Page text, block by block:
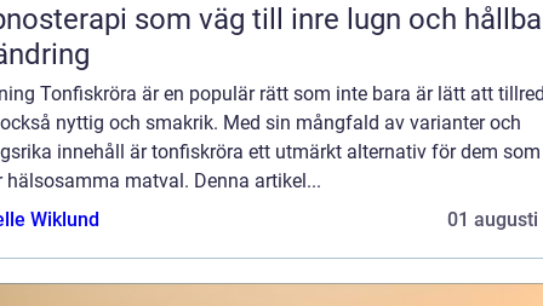
som väg till inre lugn och
Tonfiskröra är en populär rätt som inte bara är lätt att
nyttig och smakrik. Med sin mångfald av varianter och
innehåll är tonfiskröra ett utmärkt alternativ för dem som
hälsosamma matval. Denna artikel...
Wiklund
01 augusti